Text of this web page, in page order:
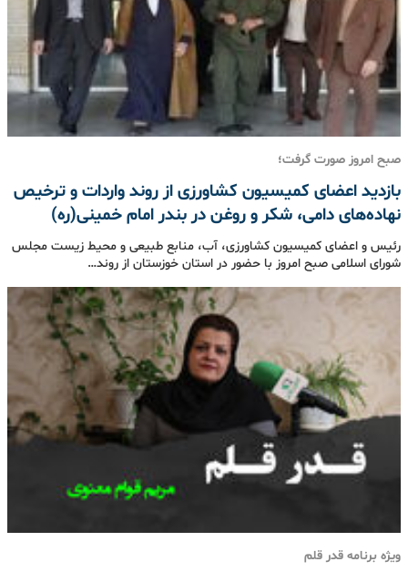
صبح امروز صورت گرفت؛
بازدید اعضای کمیسیون کشاورزی از روند واردات و ترخیص
نهاده‌های دامی، شکر و روغن در بندر امام خمینی(ره)
رئیس و اعضای کمیسیون کشاورزی، آب، منابع طبیعی و محیط زیست مجلس
شورای اسلامی صبح امروز با حضور در استان خوزستان از روند…
ویژه برنامه قدر قلم